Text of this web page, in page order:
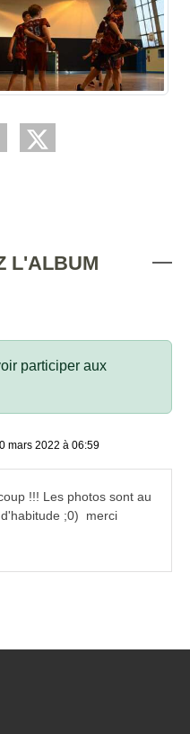
L'ALBUM
participer aux
mars 2022 à 06:59
!!! Les photos sont au
;0) merci